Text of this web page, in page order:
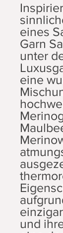
eines
Garn
unter
eine
und